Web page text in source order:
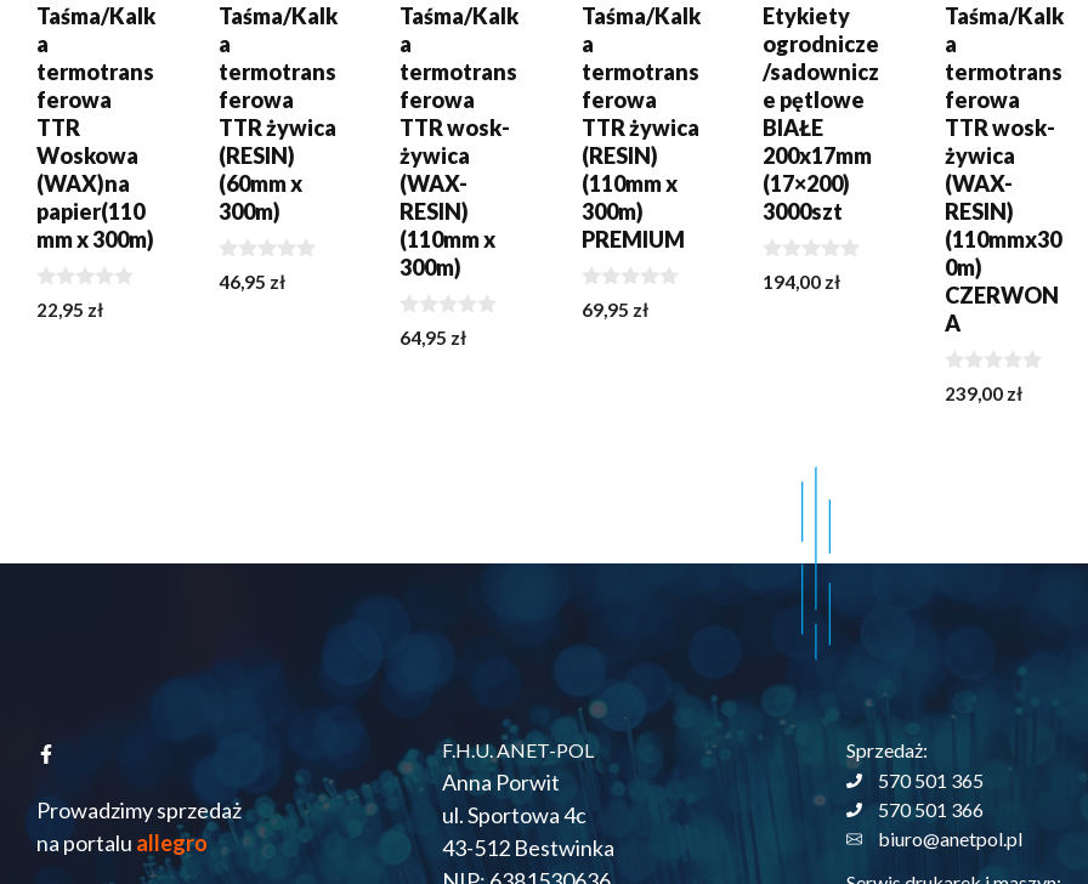
Taśma/Kalk
a
termotrans
ferowa
TTR
Woskowa
(WAX)na
papier(110
mm x 300m)
0
z
22,95 zł
Taśma/Kalk
a
termotrans
ferowa
TTR żywica
(RESIN)
(60mm x
300m)
0
z
46,95 zł
Taśma/Kalk
a
termotrans
ferowa
TTR wosk-
żywica
(WAX-
RESIN)
(110mm x
300m)
0
z
64,95 zł
Taśma/Kalk
a
termotrans
ferowa
TTR żywica
(RESIN)
(110mm x
300m)
PREMIUM
0
z
69,95 zł
Etykiety
ogrodnicze
/sadownicz
e pętlowe
BIAŁE
200x17mm
(17×200)
3000szt
0
z
194,00 zł
Taśma/Kalk
a
termotrans
ferowa
TTR wosk-
żywica
(WAX-
RESIN)
(110mmx30
0m)
CZERWON
A
0
z
239,00 zł
Prowadzimy sprzedaż
na portalu allegro
F.H.U. ANET-POL
Anna Porwit
ul. Sportowa 4c
43-512 Bestwinka
Sprzedaż:
570 501 365
570 501 366
biuro@anetpol.pl